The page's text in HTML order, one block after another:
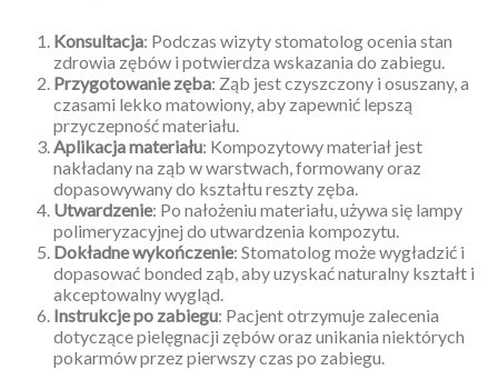
Konsultacja: Podczas wizyty stomatolog ocenia stan
zdrowia zębów i potwierdza wskazania do zabiegu.
Przygotowanie zęba: Ząb jest czyszczony i osuszany, a
czasami lekko matowiony, aby zapewnić lepszą
przyczepność materiału.
Aplikacja materiału: Kompozytowy materiał jest
nakładany na ząb w warstwach, formowany oraz
dopasowywany do kształtu reszty zęba.
Utwardzenie: Po nałożeniu materiału, używa się lampy
polimeryzacyjnej do utwardzenia kompozytu.
Dokładne wykończenie: Stomatolog może wygładzić i
dopasować bonded ząb, aby uzyskać naturalny kształt i
akceptowalny wygląd.
Instrukcje po zabiegu: Pacjent otrzymuje zalecenia
dotyczące pielęgnacji zębów oraz unikania niektórych
pokarmów przez pierwszy czas po zabiegu.